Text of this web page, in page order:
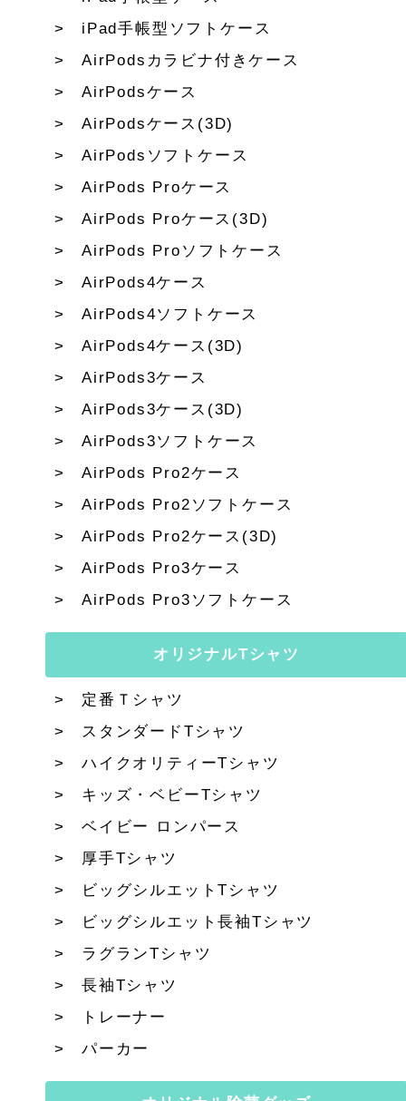
iPad手帳型ソフトケース
AirPodsカラビナ付きケース
AirPodsケース
AirPodsケース(3D)
AirPodsソフトケース
AirPods Proケース
AirPods Proケース(3D)
AirPods Proソフトケース
AirPods4ケース
AirPods4ソフトケース
AirPods4ケース(3D)
AirPods3ケース
AirPods3ケース(3D)
AirPods3ソフトケース
AirPods Pro2ケース
AirPods Pro2ソフトケース
AirPods Pro2ケース(3D)
AirPods Pro3ケース
AirPods Pro3ソフトケース
オリジナルTシャツ
定番Ｔシャツ
スタンダードTシャツ
ハイクオリティーTシャツ
キッズ・ベビーTシャツ
ベイビー ロンパース
厚手Tシャツ
ビッグシルエットTシャツ
ビッグシルエット長袖Tシャツ
ラグランTシャツ
長袖Tシャツ
トレーナー
パーカー